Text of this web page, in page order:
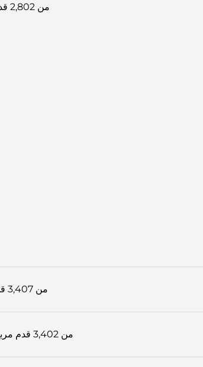
من 2,802 قدم مربع
من 3,407 قدم مربع
من 3,402 قدم مربع